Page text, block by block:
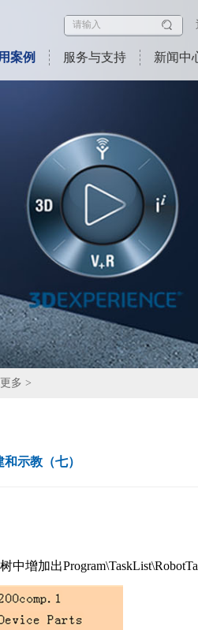
案例 服务与支持 新闻中
示教（七）
增加出